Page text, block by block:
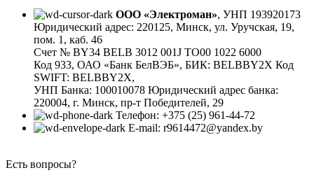
ООО «Электроман», УНП 193920173
Юридический адрес: 220125, Минск, ул. Уручская, 19,
пом. 1, каб. 46
Счет № BY34 BELB 3012 001J TO00 1022 6000
Код 933, ОАО «Банк БелВЭБ», БИК: BELBBY2X Код
SWIFT: BELBBY2X,
УНП Банка: 100010078 Юридический адрес банка:
220004, г. Минск, пр-т Победителей, 29
Телефон: +375 (25) 961-44-72
E-mail: r9614472@yandex.by
Есть вопросы?